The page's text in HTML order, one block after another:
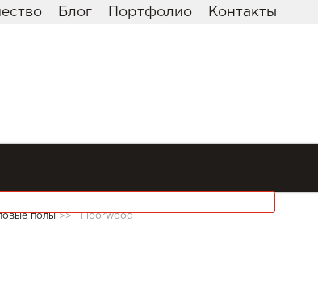
Блог Портфолио Контакты
полы >> Floorwood